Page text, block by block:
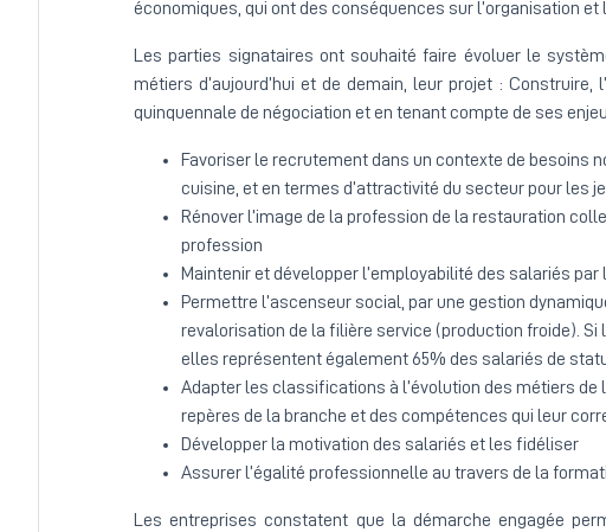
économiques, qui ont des conséquences sur l’organisation
Les parties signataires ont souhaité faire évoluer le
métiers d’aujourd’hui et de demain, leur projet :
quinquennale de négociation et en tenant compte de ses
Favoriser le recrutement dans un contexte de besoins
cuisine, et en termes d’attractivité du secteur pour les
Rénover l’image de la profession de la restauration
profession
Maintenir et développer l’employabilité des salariés
Permettre l’ascenseur social, par une gestion
revalorisation de la filière service (production froide). Si
elles représentent également 65% des salariés de
Adapter les classifications à l’évolution des métiers
repères de la branche et des compétences qui leur
Développer la motivation des salariés et les fidéliser
Assurer l’égalité professionnelle au travers de la
Les entreprises constatent que la démarche engagée